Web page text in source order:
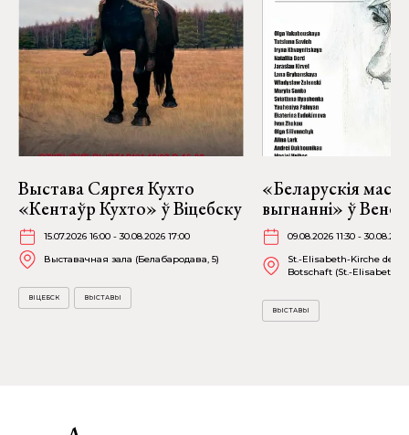
Выстава Сяргея Кухто
«Кентаўр Кухто» ў Віцебску
15.07.2026 16:00 - 30.08.2026 17:00
Выставачная зала (Белабародава, 5)
ВІЦЕБСК ВЫСТАВЫ
«Беларускія
выгнанні» ў Вене
09.08.2026 11:30 -
St.-Elisabeth-Kirche der
Botschaft (St.-
ВЫСТАВЫ